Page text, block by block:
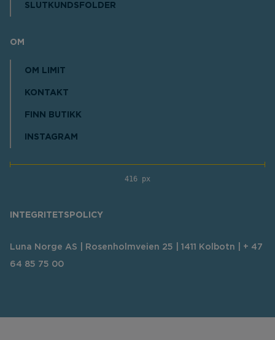
SLUTKUNDSFOLDER
OM
OM LIMIT
KONTAKT
FINN BUTIKK
INSTAGRAM
416 px
INTEGRITETSPOLICY
Luna Norge AS | Rosenholmveien 25 | 1411 Kolbotn | + 47
64 85 75 00